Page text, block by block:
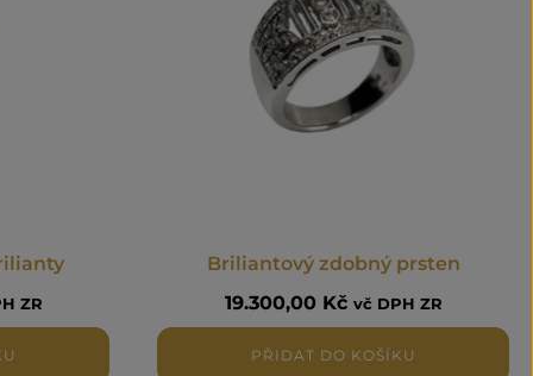
ZR
Briliantový zdobný prsten
19.300,00 Kč vč DPH ZR
PŘIDAT DO KOŠÍKU